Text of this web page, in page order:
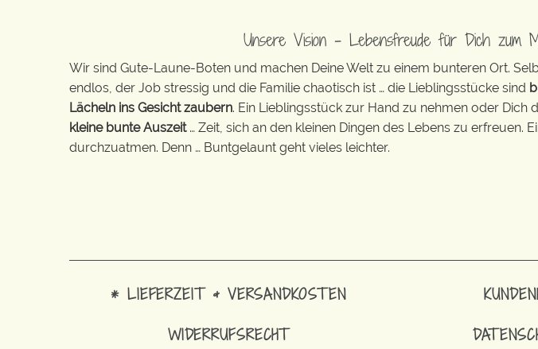
Unsere Vision – Lebensfreude für Dich zum
Wir sind Gute-Laune-Boten und machen Deine Welt zu einem bunteren Ort.
endlos, der Job stressig und die Familie chaotisch ist … die Lieblingsstücke sind
Lächeln ins Gesicht zaubern. Ein Lieblingsstück zur Hand zu nehmen oder Dich
kleine bunte Auszeit… Zeit, sich an den kleinen Dingen des Lebens zu erfreuen.
durchzuatmen. Denn … Buntgelaunt geht vieles leichter.
* LIEFERZEIT & VERSANDKOSTEN
WIDERRUFSRECHT